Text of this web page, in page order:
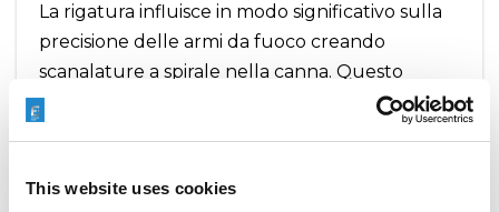
This website uses cookies
La rigatura influisce in modo significativo sulla
precisione delle armi da fuoco creando
scanalature a spirale nella canna. Questo
conferisce al proiettile una traiettoria
l’aumentare delle distanze di tiro.